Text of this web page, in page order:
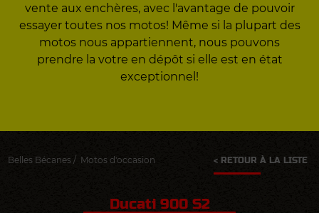
vente aux enchères, avec l'avantage de pouvoir
essayer toutes nos motos! Même si la plupart des
motos nous appartiennent, nous pouvons
prendre la votre en dépôt si elle est en état
exceptionnel!
Belles Bécanes / Motos d'occasion < RETOUR À LA LISTE
Ducati 900 S2